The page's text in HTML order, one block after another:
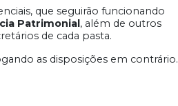
que seguirão funcionando
Patrimonial, além de outros
de cada pasta.
as disposições em contrário.